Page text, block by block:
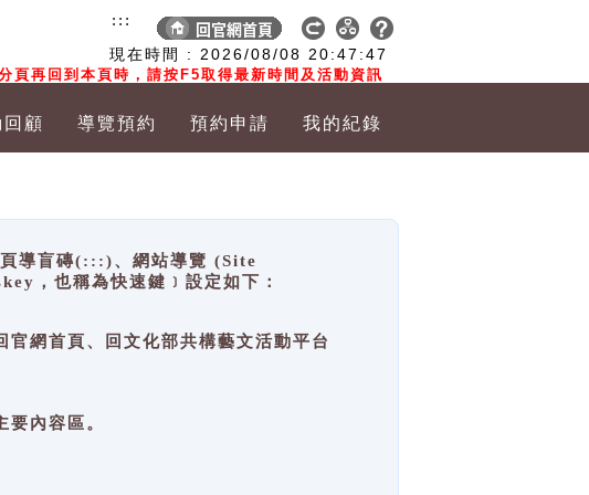
現在時間 : 2026/08/08 20:47:47
頁再回到本頁時，請按F5取得最新時間及活動資訊
:::
顧 導覽預約 預約申請 我的紀錄
頁導盲磚(:::)、網站導覽 (Site
，也稱為快速鍵﹞設定如下：
首頁、回文化部共構藝文活動平台
內容區。